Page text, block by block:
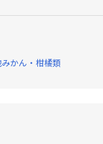
みかん・柑橘類